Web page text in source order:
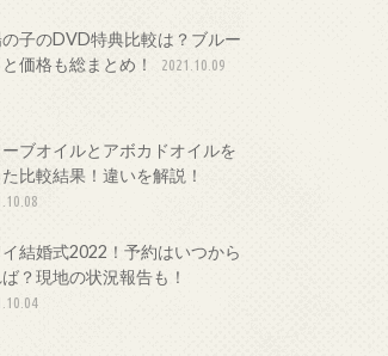
子のDVD特典比較は？ブルー
価格も総まとめ！
2021.10.09
ブオイルとアボカドオイルを
比較結果！違いを解説！
結婚式2022！予約はいつから
？現地の状況報告も！